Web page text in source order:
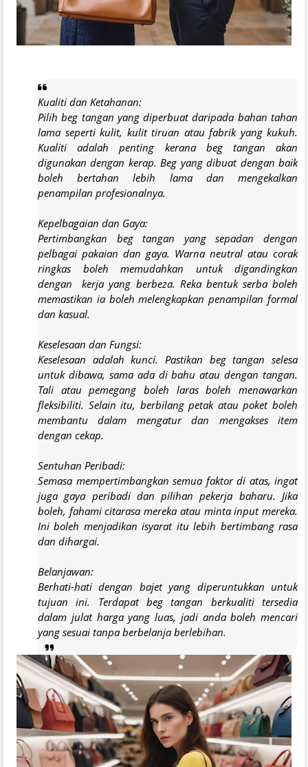
Kualiti dan Ketahanan:
Pilih beg tangan yang diperbuat daripada bahan tahan
lama seperti kulit, kulit tiruan atau fabrik yang kukuh.
Kualiti adalah penting kerana beg tangan akan
digunakan dengan kerap. Beg yang dibuat dengan baik
boleh bertahan lebih lama dan mengekalkan
penampilan profesionalnya.
Kepelbagaian dan Gaya:
Pertimbangkan beg tangan yang sepadan dengan
pelbagai pakaian dan gaya. Warna neutral atau corak
ringkas boleh memudahkan untuk digandingkan
dengan kerja yang berbeza. Reka bentuk serba boleh
memastikan ia boleh melengkapkan penampilan formal
dan kasual.
Keselesaan dan Fungsi:
Keselesaan adalah kunci. Pastikan beg tangan selesa
untuk dibawa, sama ada di bahu atau dengan tangan.
Tali atau pemegang boleh laras boleh menawarkan
fleksibiliti. Selain itu, berbilang petak atau poket boleh
membantu dalam mengatur dan mengakses item
dengan cekap.
Sentuhan Peribadi:
Semasa mempertimbangkan semua faktor di atas, ingat
juga gaya peribadi dan pilihan pekerja baharu. Jika
boleh, fahami citarasa mereka atau minta input mereka.
Ini boleh menjadikan isyarat itu lebih bertimbang rasa
dan dihargai.
Belanjawan:
Berhati-hati dengan bajet yang diperuntukkan untuk
tujuan ini. Terdapat beg tangan berkualiti tersedia
dalam julat harga yang luas, jadi anda boleh mencari
yang sesuai tanpa berbelanja berlebihan.